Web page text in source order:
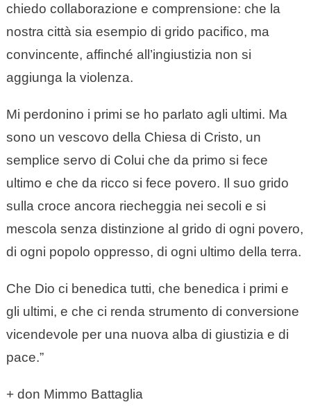
chiedo collaborazione e comprensione: che la
nostra città sia esempio di grido pacifico, ma
convincente, affinché all’ingiustizia non si
aggiunga la violenza.
Mi perdonino i primi se ho parlato agli ultimi. Ma
sono un vescovo della Chiesa di Cristo, un
semplice servo di Colui che da primo si fece
ultimo e che da ricco si fece povero. Il suo grido
sulla croce ancora riecheggia nei secoli e si
mescola senza distinzione al grido di ogni povero,
di ogni popolo oppresso, di ogni ultimo della terra.
Che Dio ci benedica tutti, che benedica i primi e
gli ultimi, e che ci renda strumento di conversione
vicendevole per una nuova alba di giustizia e di
pace.”
+ don Mimmo Battaglia